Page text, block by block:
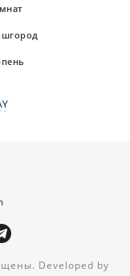
Developed by